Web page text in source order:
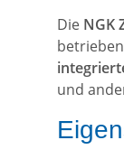
Die NGK
und